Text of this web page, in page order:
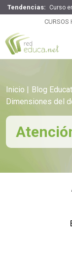
Tendencias: Curso
CURSOS
Inicio Blog
Dimensiones del